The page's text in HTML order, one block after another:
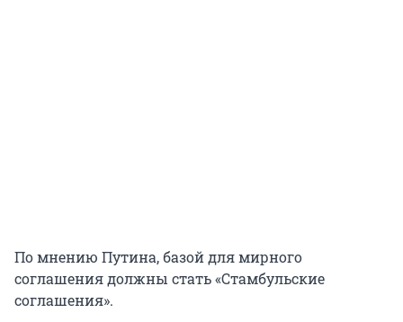
По мнению Путина, базой для мирного
соглашения должны стать «Стамбульские
соглашения».